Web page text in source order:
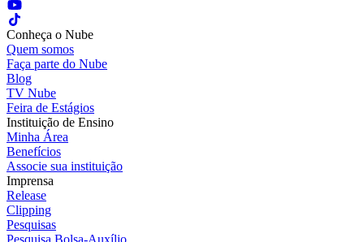
Conheça o Nube
Quem somos
Faça parte do Nube
Blog
TV Nube
Feira de Estágios
Instituição de Ensino
Minha Área
Benefícios
Associe sua instituição
Imprensa
Release
Clipping
Pesquisas
Pesquisa Bolsa-Auxílio